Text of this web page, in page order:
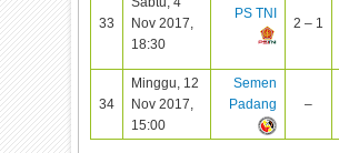
33
Nov 2017,
18:30
PS TNI
2 – 1
34
Minggu, 12
Nov 2017,
15:00
Semen
Padang
–